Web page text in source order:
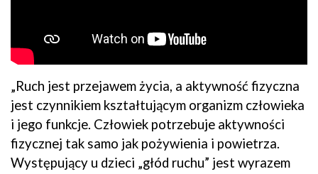
„Ruch jest przejawem życia, a aktywność fizyczna
jest czynnikiem kształtującym organizm człowieka
i jego funkcje. Człowiek potrzebuje aktywności
fizycznej tak samo jak pożywienia i powietrza.
Występujący u dzieci „głód ruchu” jest wyrazem